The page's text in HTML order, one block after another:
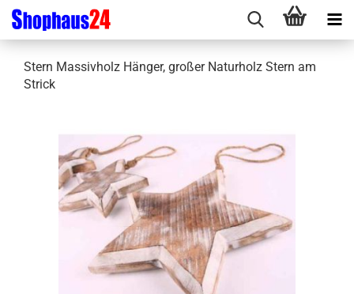
Stern Massivholz Hänger, großer Naturholz Stern am
Strick